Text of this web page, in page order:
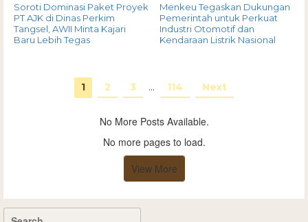
Soroti Dominasi Paket Proyek
PT AJK di Dinas Perkim
Tangsel, AWII Minta Kajari
Baru Lebih Tegas
Menkeu Tegaskan Dukungan
Pemerintah untuk Perkuat
Industri Otomotif dan
Kendaraan Listrik Nasional
1 2 3 … 114 Next
No More Posts Available.
No more pages to load.
View More